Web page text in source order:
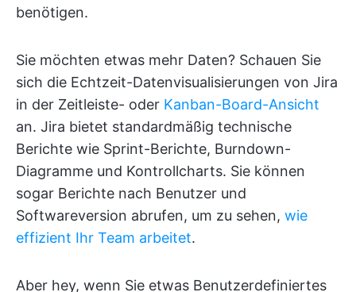
benötigen.
Sie möchten etwas mehr Daten? Schauen Sie
sich die Echtzeit-Datenvisualisierungen von Jira
in der Zeitleiste- oder Kanban-Board-Ansicht
an. Jira bietet standardmäßig technische
Berichte wie Sprint-Berichte, Burndown-
Diagramme und Kontrollcharts. Sie können
sogar Berichte nach Benutzer und
Softwareversion abrufen, um zu sehen, wie
effizient Ihr Team arbeitet.
Aber hey, wenn Sie etwas Benutzerdefiniertes